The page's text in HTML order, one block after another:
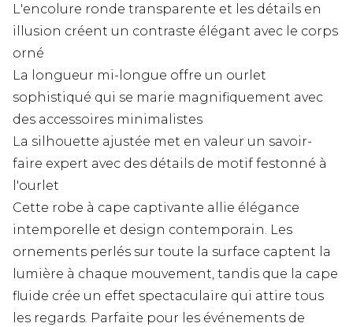
L'encolure ronde transparente et les détails en
illusion créent un contraste élégant avec le corps
orné
La longueur mi-longue offre un ourlet
sophistiqué qui se marie magnifiquement avec
des accessoires minimalistes
La silhouette ajustée met en valeur un savoir-
faire expert avec des détails de motif festonné à
l'ourlet
Cette robe à cape captivante allie élégance
intemporelle et design contemporain. Les
ornements perlés sur toute la surface captent la
lumière à chaque mouvement, tandis que la cape
fluide crée un effet spectaculaire qui attire tous
les regards. Parfaite pour les événements de